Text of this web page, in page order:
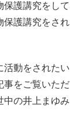
保護講究をして
保護講究をされ
活動をされたい
事をご覧いただ
中の井上まゆみ